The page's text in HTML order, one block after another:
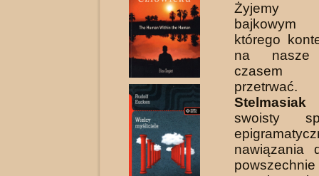
Żyjemy
którego
na nasze
czasem
Stelmasiak
swoisty
nawiązania